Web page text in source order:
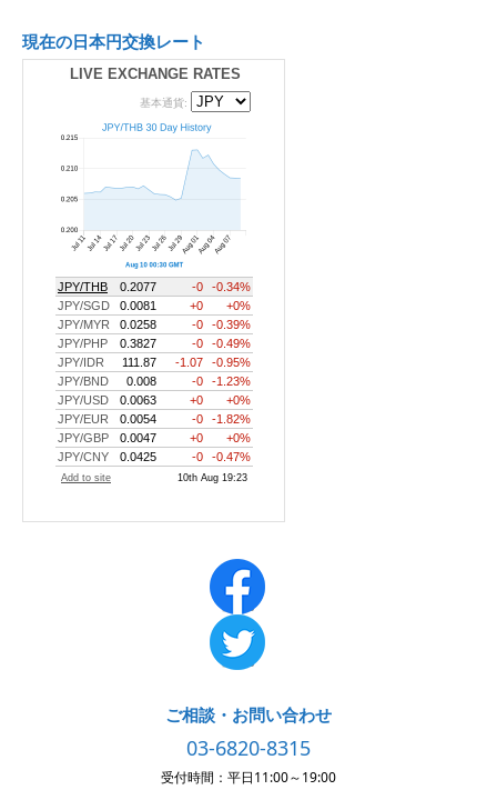
現在の日本円交換レート
LIVE EXCHANGE RATES
ご相談・お問い合わせ
03-6820-8315
受付時間：平日11:00～19:00